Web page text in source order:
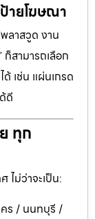
ป้ายโฆษณา
ลาสวูด งาน
ก็สามารถเลือก
เช่น แผ่นเกรด
ดี
ทุก
ไม่ว่าจะเป็น:
ร / นนทบุรี /